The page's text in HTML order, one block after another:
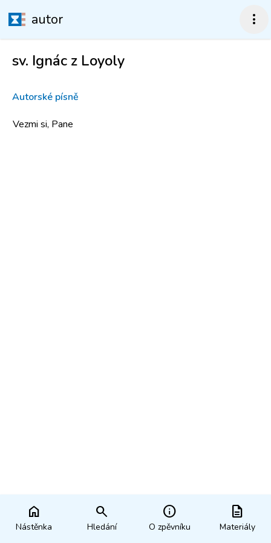
home
Nástěnka
search
Hledání
info
O zpěvníku
description
Materiály
autor more_vert
sv. Ignác z Loyoly
Autorské písně
Vezmi si, Pane